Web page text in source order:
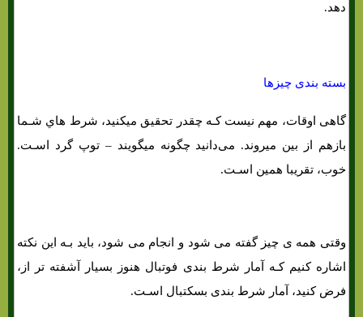
دهد.
بسته بندی چیزها
گاهی اوقات، مهم نیست کـه چقدر تحقیق میکنید، شرط هاي‌ شـما
بازهم از بین میروند. می‌دانید چگونه میگویند – توپ گرد اسـت.
خوب، تقریبا همین اسـت.
وقتی همه ی چیز گفته می شود و انجام می شود، باید بـه این نکته
اشاره کنیم کـه آمار شرط بندی فوتبال هنوز بسیار آشفته تر از،
فرض کنید، آمار شرط بندی بسکتبال اسـت.